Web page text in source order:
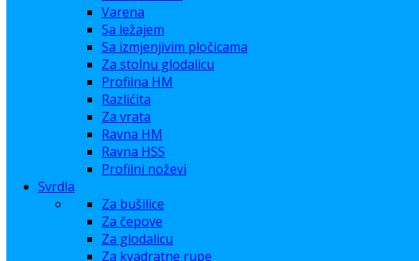
Varena
Sa ležajem
Sa izmjenjivim pločicama
Za stolnu glodalicu
Profilna HM
Razlićita
Za vrata
Ravna HM
Ravna HSS
Profilni noževi
Svrdla
Za bušilice
Za čepove
Za glodalicu
Za kvadratne rupe